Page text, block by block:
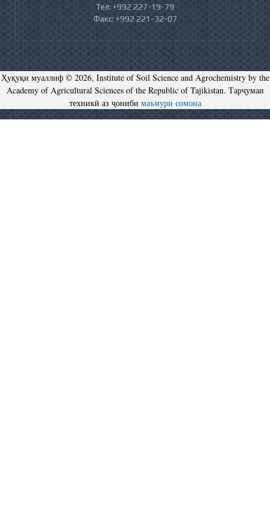
Тел: +992 227-19-79
Факс: +992 221-32-07
Ҳуқуқи муаллиф © 2026, Institute of Soil Science and Agrochemistry by the
Academy of Agricultural Sciences of the Republic of Tajikistan. Тарҷумаи
техникӣ аз ҷониби маъмури сомона